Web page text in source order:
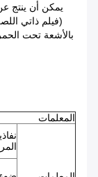
يمكن أن ينتج
(فيلم ذاتي
بالأشعة تحت
المعلمات